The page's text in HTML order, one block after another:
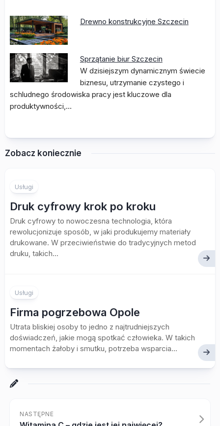
Drewno konstrukcyjne Szczecin
Sprzątanie biur Szczecin
W dzisiejszym dynamicznym świecie
biznesu, utrzymanie czystego i
schludnego środowiska pracy jest kluczowe dla
produktywności,…
Zobacz koniecznie
Usługi
Druk cyfrowy krok po kroku
Druk cyfrowy to nowoczesna technologia, która
rewolucjonizuje sposób, w jaki produkujemy materiały
drukowane. W przeciwieństwie do tradycyjnych metod
druku, takich...
Usługi
Firma pogrzebowa Opole
Utrata bliskiej osoby to jedno z najtrudniejszych
doświadczeń, jakie mogą spotkać człowieka. W takich
momentach żałoby i smutku, potrzeba wsparcia...
NASTĘPNE